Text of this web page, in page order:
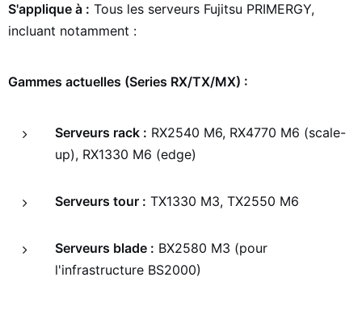
S'applique à : Tous les serveurs Fujitsu PRIMERGY,
incluant notamment :
Gammes actuelles (Series RX/TX/MX) :
Serveurs rack : RX2540 M6, RX4770 M6 (scale-
up), RX1330 M6 (edge)
Serveurs tour : TX1330 M3, TX2550 M6
Serveurs blade : BX2580 M3 (pour
l'infrastructure BS2000)